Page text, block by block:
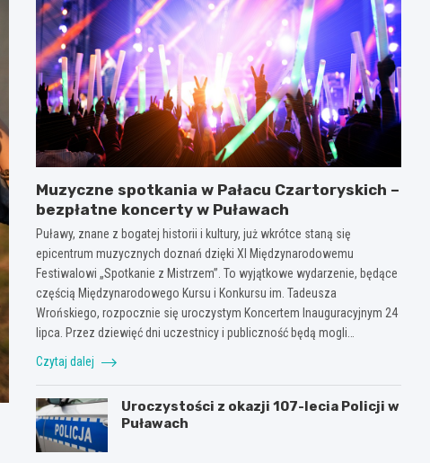
Muzyczne spotkania w Pałacu Czartoryskich –
bezpłatne koncerty w Puławach
Puławy, znane z bogatej historii i kultury, już wkrótce staną się
epicentrum muzycznych doznań dzięki XI Międzynarodowemu
Festiwalowi „Spotkanie z Mistrzem”. To wyjątkowe wydarzenie, będące
częścią Międzynarodowego Kursu i Konkursu im. Tadeusza
Wrońskiego, rozpocznie się uroczystym Koncertem Inauguracyjnym 24
lipca. Przez dziewięć dni uczestnicy i publiczność będą mogli…
Czytaj dalej
Uroczystości z okazji 107-lecia Policji w
Puławach